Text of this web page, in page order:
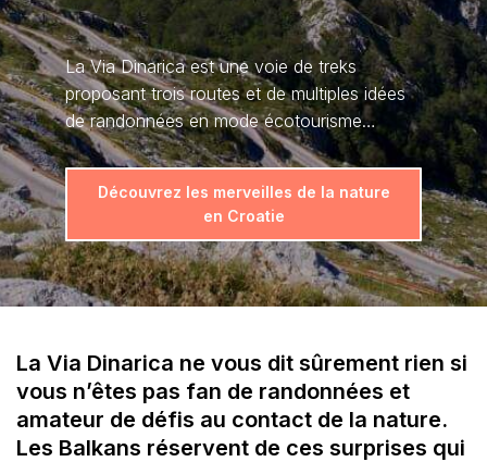
La Via Dinarica est une voie de treks
proposant trois routes et de multiples idées
de randonnées en mode écotourisme…
Découvrez les merveilles de la nature
en Croatie
La Via Dinarica ne vous dit sûrement rien si
vous n’êtes pas fan de randonnées et
amateur de défis au contact de la nature.
Les Balkans réservent de ces surprises qui